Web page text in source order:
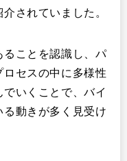
されていました。
ことを認識し、パ
セスの中に多様性
いくことで、バイ
動きが多く見受け